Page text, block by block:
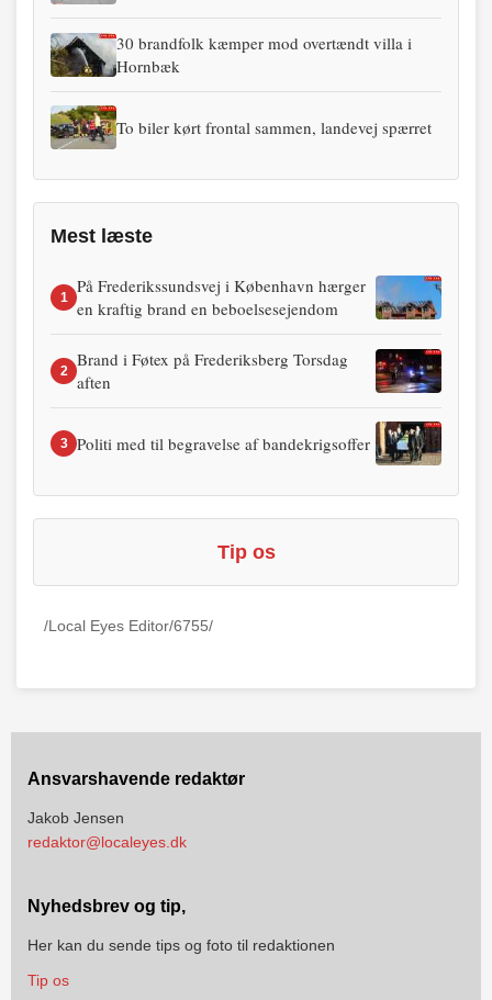
30 brandfolk kæmper mod overtændt villa i
Hornbæk
To biler kørt frontal sammen, landevej spærret
Mest læste
1
På Frederikssundsvej i København hærger
en kraftig brand en beboelsesejendom
2
Brand i Føtex på Frederiksberg Torsdag
aften
3 Politi med til begravelse af bandekrigsoffer
Tip os
/Local Eyes Editor/6755/
Ansvarshavende redaktør
Jakob Jensen
redaktor@localeyes.dk
Nyhedsbrev og tip,
Her kan du sende tips og foto til redaktionen
Tip os